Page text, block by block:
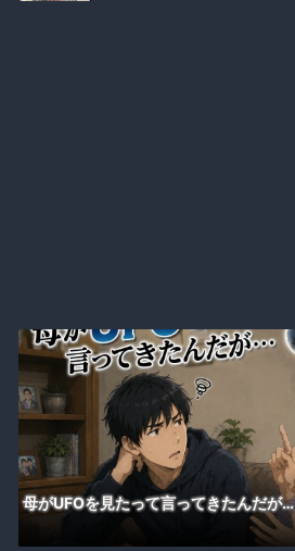
母がUFOを見たって言ってきたんだが…